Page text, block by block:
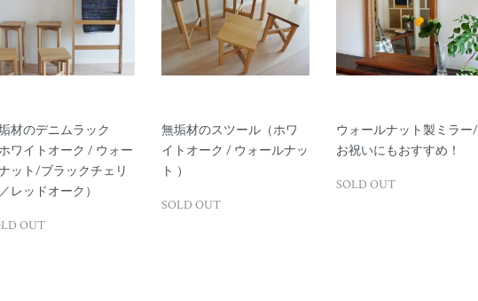
材のデニムラック
ホワイトオーク / ウォー
ット/ブラックチェリ
レッドオーク）
OUT
無垢材のスツール（ホワ
イトオーク / ウォールナッ
ト ）
SOLD OUT
ウォールナット製ミラー/
お祝いにもおすすめ！
SOLD OUT